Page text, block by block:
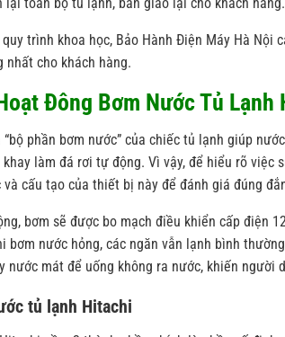
trình khoa học, Bảo Hành Điện Máy Hà
cho khách hàng.
Đông Bơm Nước Tủ Lạnh
“bộ phần bơm nước” của chiếc tủ lạnh giúp
làm đá rơi tự động. Vì vậy, để hiểu rõ việc
và cấu tạo của thiết bị này để đánh giá đúng
bơm sẽ được bo mạch điều khiển cấp điện
bơm nước hỏng, các ngăn vẫn lạnh bình
nước mát để uống không ra nước, khiến
tủ lạnh Hitachi